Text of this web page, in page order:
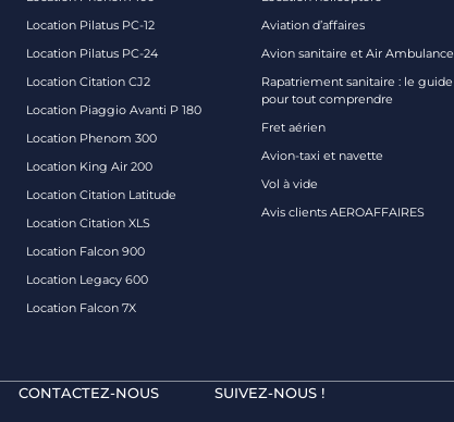
Location Pilatus PC-12
Location Pilatus PC-24
Location Citation CJ2
Location Piaggio Avanti P 180
Location Phenom 300
Location King Air 200
Location Citation Latitude
Location Citation XLS
Location Falcon 900
Location Legacy 600
Location Falcon 7X
Aviation d’affaires
Avion sanitaire et Air Ambulance
Rapatriement sanitaire : le guide
pour tout comprendre
Fret aérien
Avion-taxi et navette
Vol à vide
Avis clients AEROAFFAIRES
CONTACTEZ-NOUS SUIVEZ-NOUS !